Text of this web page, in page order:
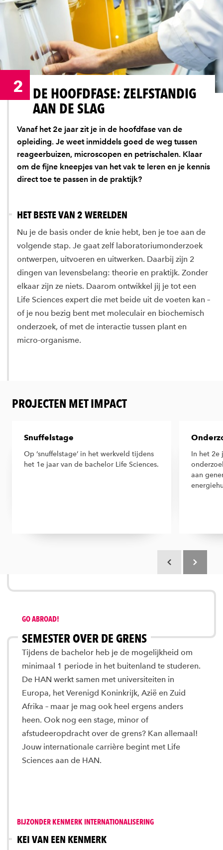
DE HOOFDFASE: ZELFSTANDIG
AAN DE SLAG
Vanaf het 2e jaar zit je in de hoofdfase van de
opleiding. Je weet inmiddels goed de weg tussen
reageerbuizen, microscopen en petrischalen. Klaar
om de fijne kneepjes van het vak te leren en je kennis
direct toe te passen in de praktijk?
2
HET BESTE VAN 2 WERELDEN
Nu je de basis onder de knie hebt, ben je toe aan de
volgende stap. Je gaat zelf laboratoriumonderzoek
ontwerpen, uitvoeren en uitwerken. Daarbij zijn 2
dingen van levensbelang: theorie en praktijk. Zonder
elkaar zijn ze niets. Daarom ontwikkel jij je tot een
Life Sciences expert die met beide uit de voeten kan –
of je nou bezig bent met moleculair en biochemisch
onderzoek, of met de interactie tussen plant en
micro-organisme.
PROJECTEN MET IMPACT
Snuffelstage
Op ‘snuffelstage’ in het werkveld tijdens
het 1e jaar van de bachelor Life Sciences.
In het 2e
aan
GO ABROAD!
SEMESTER OVER DE GRENS
Tijdens de bachelor heb je de mogelijkheid om
minimaal 1 periode in het buitenland te studeren.
De HAN werkt samen met universiteiten in
Europa, het Verenigd Koninkrijk, Azië en Zuid
Afrika – maar je mag ook heel ergens anders
heen. Ook nog een stage, minor of
afstudeeropdracht over de grens? Kan allemaal!
Jouw internationale carrière begint met Life
Sciences aan de HAN.
BIJZONDER KENMERK INTERNATIONALISERING
KEI VAN EEN KENMERK